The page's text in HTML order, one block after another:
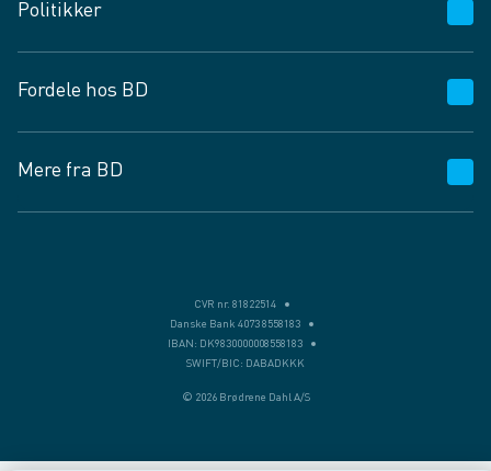
Vagttelefon 30 10 89 89
Spørgsmål og svar
Job og karriere
Fødevarekontrolrapport
Politikker
Privatlivspolitik
Cookies
Vilkår og betingelser
Fordele hos BD
BD app
BD.dk services
Mere fra BD
CVR nr. 81822514
Danske Bank 4073 8558183
IBAN: DK9830000008558183
SWIFT/BIC: DABADKKK
© 2026 Brødrene Dahl A/S